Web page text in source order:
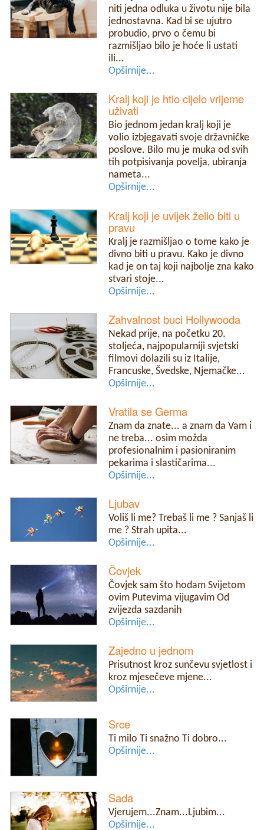
niti jedna odluka u životu nije bila
jednostavna. Kad bi se ujutro
probudio, prvo o čemu bi
razmišljao bilo je hoće li ustati
ili...
Opširnije...
Kralj koji je htio cijelo vrijeme
uživati
Bio jednom jedan kralj koji je
volio izbjegavati svoje državničke
poslove. Bilo mu je muka od svih
tih potpisivanja povelja, ubiranja
nameta...
Opširnije...
Kralj koji je uvijek želio biti u
pravu
Kralj je razmišljao o tome kako je
divno biti u pravu. Kako je divno
kad je on taj koji najbolje zna kako
stvari stoje...
Opširnije...
Zahvalnost buci Hollywooda
Nekad prije, na početku 20.
stoljeća, najpopularniji svjetski
filmovi dolazili su iz Italije,
Francuske, Švedske, Njemačke...
Opširnije...
Vratila se Germa
Znam da znate... a znam da Vam i
ne treba... osim možda
profesionalnim i pasioniranim
pekarima i slastičarima...
Opširnije...
Ljubav
Voliš li me? Trebaš li me ? Sanjaš li
me ? Strah upita...
Opširnije...
Čovjek
Čovjek sam što hodam Svijetom
ovim Putevima vijugavim Od
zvijezda sazdanih
Opširnije...
Zajedno u jednom
Prisutnost kroz sunčevu svjetlost i
kroz mjesečeve mjene...
Opširnije...
Srce
Ti milo Ti snažno Ti dobro...
Opširnije...
Sada
Vjerujem...Znam...Ljubim...
Opširnije...